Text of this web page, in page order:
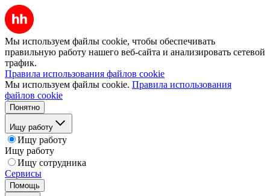
Мы используем файлы cookie, чтобы обеспечивать
правильную работу нашего веб-сайта и анализировать сетевой
трафик.
Правила использования файлов cookie
Мы используем файлы cookie. Правила использования
файлов cookie
Понятно
Ищу работу
Ищу работу
Ищу работу
Ищу сотрудника
Сервисы
Помощь